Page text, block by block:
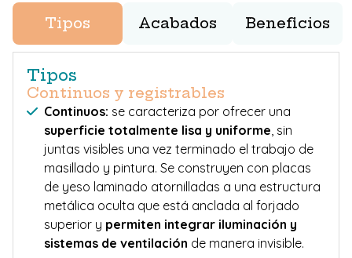
Tipos Acabados Beneficios
Tipos
Continuos y registrables
Continuos: se caracteriza por ofrecer una
superficie totalmente lisa y uniforme, sin
juntas visibles una vez terminado el trabajo de
masillado y pintura. Se construyen con placas
de yeso laminado atornilladas a una estructura
metálica oculta que está anclada al forjado
superior y permiten integrar iluminación y
sistemas de ventilación de manera invisible.